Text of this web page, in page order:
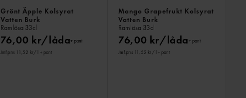
Grönt Äpple Kolsyrat
Vatten Burk
Ramlösa 33cl
76,00 kr/låda+ pant
Jmf.pris 11,52 kr/ l + pant
Mango Grapefrukt Kolsyrat
Vatten Burk
Ramlösa 33cl
76,00 kr/låda+ pant
Jmf.pris 11,52 kr/ l + pant